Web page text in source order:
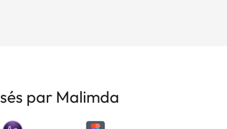
par Malimda